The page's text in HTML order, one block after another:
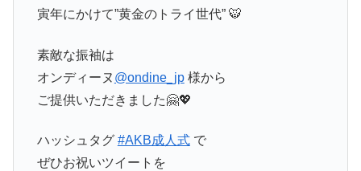
寅年にかけて”黄金のトライ世代” 🐯
素敵な振袖は
オンディーヌ @ondine_jp様から
ご提供いただきました🤗💖
ハッシュタグ #AKB成人式で
ぜひお祝いツイートを